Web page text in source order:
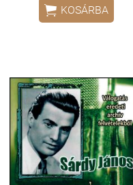
 KOSÁRBA